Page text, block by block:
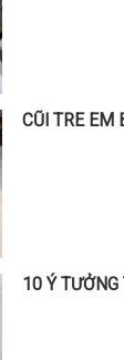
CŨI TRE EM
10 Ý